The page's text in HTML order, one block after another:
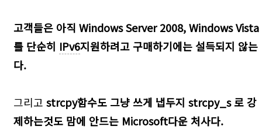
고객들은 아직 Windows Server 2008, Windows Vista
를 단순히 IPv6지원하려고 구매하기에는 설득되지 않는
다.
그리고 strcpy함수도 그냥 쓰게 냅두지 strcpy_s 로 강
제하는것도 맘에 안드는 Microsoft다운 처사다.